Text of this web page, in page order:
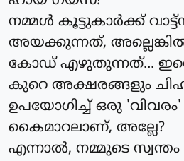
നമ്മൾ കൂട്ടുകാർക്ക്
അയക്കുന്നത്, അല്ലെങ്കിൽ
കോഡ് എഴുതുന്നത്...
കുറെ അക്ഷരങ്ങളും
ഉപയോഗിച്ച് ഒരു 'വിവരം'
കൈമാറലാണ്, അല്ലേ?
എന്നാൽ, നമ്മുടെ സ്വന്തം